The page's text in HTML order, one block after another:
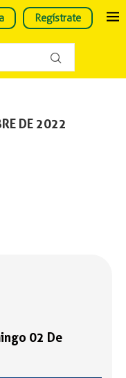
Regístrate
DE 2022
02 De